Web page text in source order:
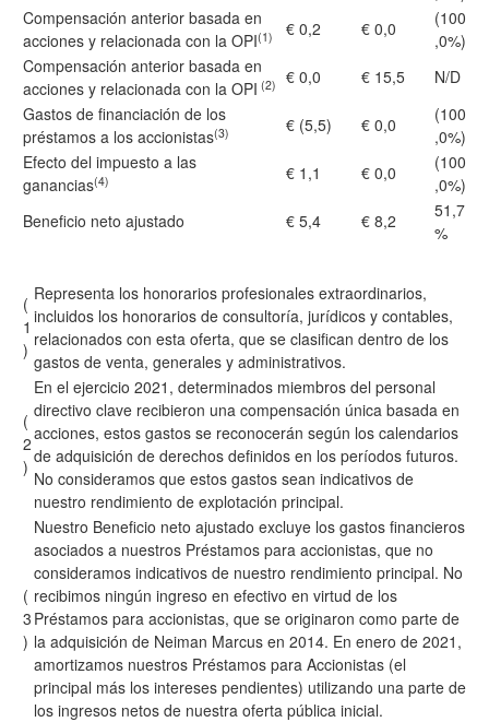
Compensación anterior basada en
acciones y relacionada con la OPI(1) € 0,2 € 0,0
(100
,0%)
Compensación anterior basada en
acciones y relacionada con la OPI (2) € 0,0 € 15,5
N/D
Gastos de financiación de los
préstamos a los accionistas(3) € (5,5) € 0,0
(100
,0%)
Efecto del impuesto a las
ganancias(4) € 1,1 € 0,0
(100
,0%)
Beneficio neto ajustado
€ 5,4 € 8,2
51,7
%
(
1
)
Representa los honorarios profesionales extraordinarios,
incluidos los honorarios de consultoría, jurídicos y contables,
relacionados con esta oferta, que se clasifican dentro de los
gastos de venta, generales y administrativos.
(
2
)
En el ejercicio 2021, determinados miembros del personal
directivo clave recibieron una compensación única basada en
acciones, estos gastos se reconocerán según los calendarios
de adquisición de derechos definidos en los períodos futuros.
No consideramos que estos gastos sean indicativos de
nuestro rendimiento de explotación principal.
(
3
)
Nuestro Beneficio neto ajustado excluye los gastos financieros
asociados a nuestros Préstamos para accionistas, que no
consideramos indicativos de nuestro rendimiento principal. No
recibimos ningún ingreso en efectivo en virtud de los
Préstamos para accionistas, que se originaron como parte de
la adquisición de Neiman Marcus en 2014. En enero de 2021,
amortizamos nuestros Préstamos para Accionistas (el
principal más los intereses pendientes) utilizando una parte de
los ingresos netos de nuestra oferta pública inicial.